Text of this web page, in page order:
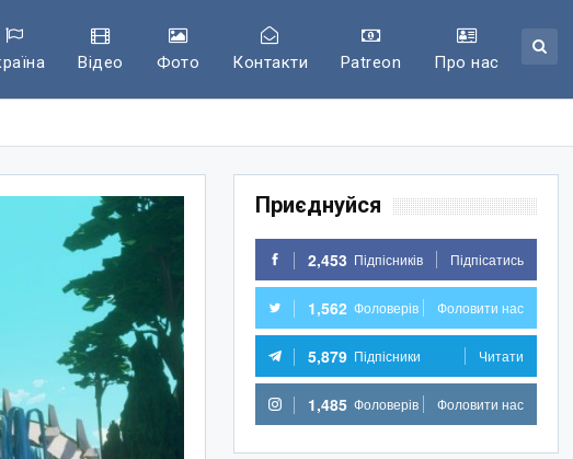
Відео Фото Контакти Patreon Про нас
Приєднуйся
2,453 Підпісників Підпісатись
1,562 Фоловерів Фоловити нас
5,879 Підпісники Читати
1,485 Фоловерів Фоловити нас